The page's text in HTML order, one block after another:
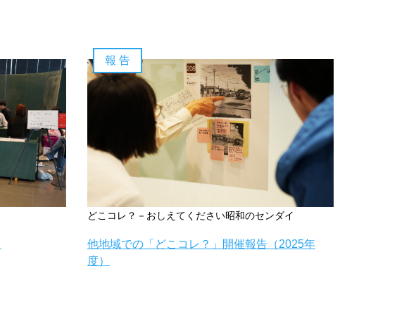
報 告
どこコレ？－おしえてください昭和のセンダイ
他地域での「どこコレ？」開催報告（2025年
度）